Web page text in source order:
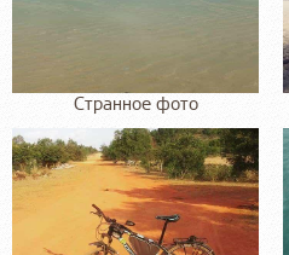
Странное фото